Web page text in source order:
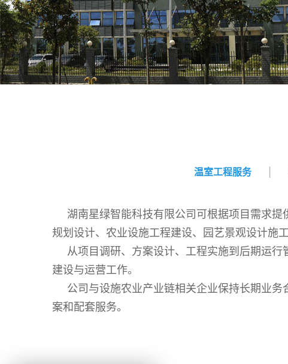
温室工程服务
湖南星绿智能科技有限公司可根据项目需求
规划设计、农业设施工程建设、园艺景观设计施
从项目调研、方案设计、工程实施到后期运
建设与运营工作。
公司与设施农业产业链相关企业保持长期业
案和配套服务。